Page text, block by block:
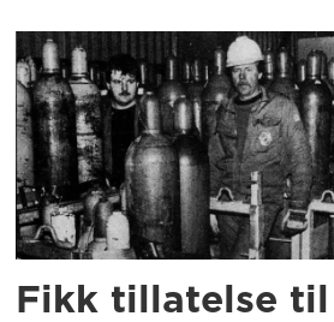
Fikk tillatelse til